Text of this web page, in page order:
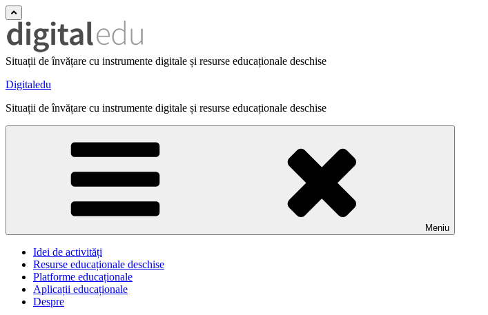
Situații de învățare cu instrumente digitale și resurse educaționale deschise
Digitaledu
Situații de învățare cu instrumente digitale și resurse educaționale deschise
Meniu
Idei de activități
Resurse educaționale deschise
Platforme educaționale
Aplicații educaționale
Despre